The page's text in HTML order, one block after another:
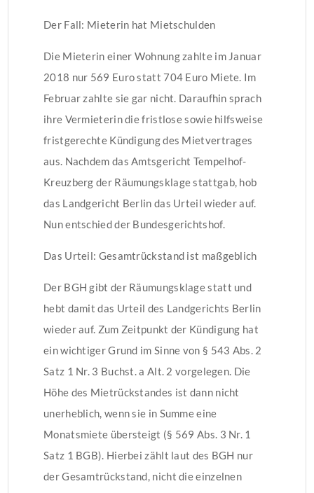
Der Fall: Mieterin hat Mietschulden
Die Mieterin einer Wohnung zahlte im Januar
2018 nur 569 Euro statt 704 Euro Miete. Im
Februar zahlte sie gar nicht. Daraufhin sprach
ihre Vermieterin die fristlose sowie hilfsweise
fristgerechte Kündigung des Mietvertrages
aus. Nachdem das Amtsgericht Tempelhof-
Kreuzberg der Räumungsklage stattgab, hob
das Landgericht Berlin das Urteil wieder auf.
Nun entschied der Bundesgerichtshof.
Das Urteil: Gesamtrückstand ist maßgeblich
Der BGH gibt der Räumungsklage statt und
hebt damit das Urteil des Landgerichts Berlin
wieder auf. Zum Zeitpunkt der Kündigung hat
ein wichtiger Grund im Sinne von § 543 Abs. 2
Satz 1 Nr. 3 Buchst. a Alt. 2 vorgelegen. Die
Höhe des Mietrückstandes ist dann nicht
unerheblich, wenn sie in Summe eine
Monatsmiete übersteigt (§ 569 Abs. 3 Nr. 1
Satz 1 BGB). Hierbei zählt laut des BGH nur
der Gesamtrückstand, nicht die einzelnen